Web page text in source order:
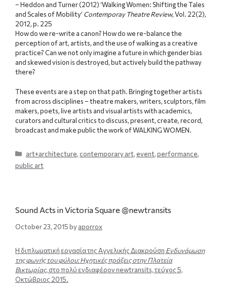
– Heddon and Turner (2012) ‘Walking Women: Shifting the Tales
and Scales of Mobility’ Contemporay Theatre Review, Vol. 22(2),
2012, p. 225
How do we re-write a canon? How do we re-balance the
perception of art, artists, and the use of walking as a creative
practice? Can we not only imagine a future in which gender bias
and skewed vision is destroyed, but actively build the pathway
there?
These events are a step on that path. Bringing together artists
from across disciplines – theatre makers, writers, sculptors, film
makers, poets, live artists and visual artists with academics,
curators and cultural critics to discuss, present, create, record,
broadcast and make public the work of WALKING WOMEN.
Categories
art+architecture, contemporary art, event,performance,
public art
Sound Acts in Victoria Square @newtransits
October 23, 2015 byaporrox
Η διπλωματική εργασία της Αγγελικής Διακρούση Ενδυνάμωση
της φωνής του φύλου: Ηχητικές πράξεις στην Πλατεία
Βικτωρίας,στο πολύ ενδιαφέρον newtransits, τεύχος 5,
Οκτώβριος 2015.